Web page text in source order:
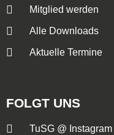
Mitglied werden
Alle Downloads
Aktuelle Termine
FOLGT UNS
TuSG @ Instagram